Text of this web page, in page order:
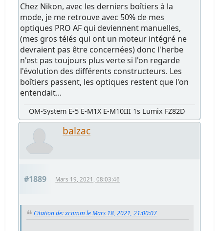
Chez Nikon, avec les derniers boîtiers à la
mode, je me retrouve avec 50% de mes
optiques PRO AF qui deviennent manuelles,
(mes gros télés qui ont un moteur intégré ne
devraient pas être concernées) donc l'herbe
n'est pas toujours plus verte si l'on regarde
l'évolution des différents constructeurs. Les
boîtiers passent, les optiques restent que l'on
entendait...
OM-System E-5 E-M1X E-M10III 1s Lumix FZ82D
balzac
#1889 Mars 19, 2021, 08:03:46
Citation de: xcomm le Mars 18, 2021, 21:00:07